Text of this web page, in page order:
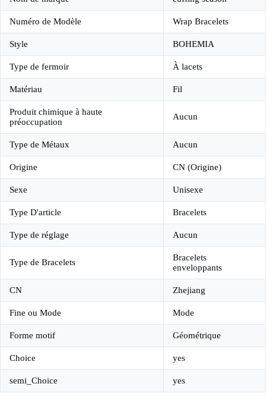
Numéro de Modèle Wrap Bracelets
Style BOHEMIA
Type de fermoir À lacets
Matériau Fil
Produit chimique à haute
préoccupation
Aucun
Type de Métaux Aucun
Origine CN (Origine)
Sexe Unisexe
Type D'article Bracelets
Type de réglage Aucun
Type de Bracelets
Bracelets
enveloppants
CN Zhejiang
Fine ou Mode Mode
Forme motif Géométrique
Choice yes
semi_Choice yes